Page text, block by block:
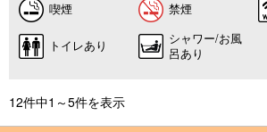
喫煙 禁煙
トイレあり
シャワー/お風
呂あり
12件中1～5件を表示